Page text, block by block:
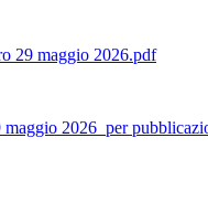
29 maggio 2026.pdf
2026_per